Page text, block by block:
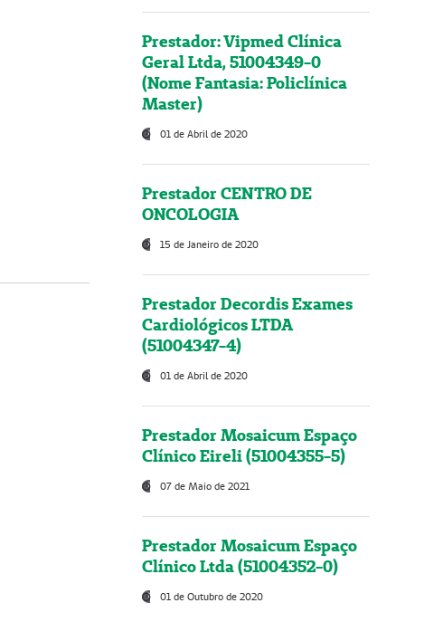
Prestador: Vipmed Clínica
Geral Ltda, 51004349-0
(Nome Fantasia: Policlínica
Master)
01 de Abril de 2020
Prestador CENTRO DE
ONCOLOGIA
15 de Janeiro de 2020
Prestador Decordis Exames
Cardiológicos LTDA
(51004347-4)
01 de Abril de 2020
Prestador Mosaicum Espaço
Clínico Eireli (51004355-5)
07 de Maio de 2021
Prestador Mosaicum Espaço
Clínico Ltda (51004352-0)
01 de Outubro de 2020